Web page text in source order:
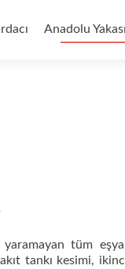
Anadolu
tüm
tankı kesimi,